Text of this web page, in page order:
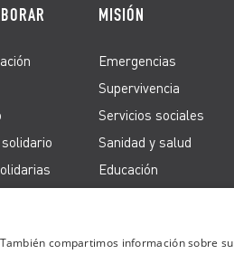
MISIÓN
Emergencias
Supervivencia
Servicios sociales
Sanidad y salud
Educación
Acción en España
compartimos información sobre su